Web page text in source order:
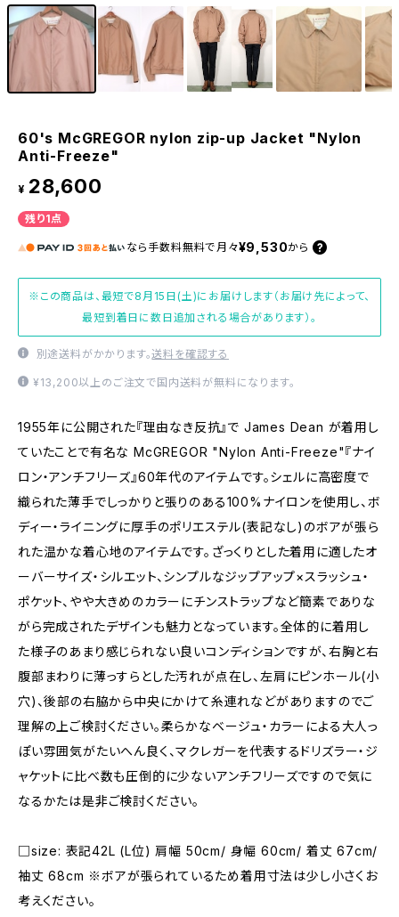
60's McGREGOR nylon zip-up Jacket "Nylon
Anti-Freeze"
¥ 28,600
残り1点
なら 手数料無料で 月々¥9,530から
※この商品は、最短で8月15日(土)にお届けします（お届け先によって、
最短到着日に数日追加される場合があります）。
別途送料がかかります。送料を確認する
¥13,200以上のご注文で国内送料が無料になります。
1955年に公開された『理由なき反抗』で James Dean が着用し
ていたことで有名な McGREGOR "Nylon Anti-Freeze"『ナイ
ロン・アンチフリーズ』60年代のアイテムです。シェルに高密度で
織られた薄手でしっかりと張りのある100%ナイロンを使用し、ボ
ディー・ライニングに厚手のポリエステル(表記なし)のボアが張ら
れた温かな着心地のアイテムです。ざっくりとした着用に適したオ
ーバーサイズ・シルエット、シンプルなジップアップ×スラッシュ・
ポケット、やや大きめのカラーにチンストラップなど簡素でありな
がら完成されたデザインも魅力となっています。全体的に着用し
た様子のあまり感じられない良いコンディションですが、右胸と右
腹部まわりに薄っすらとした汚れが点在し、左肩にピンホール(小
穴)、後部の右脇から中央にかけて糸連れなどがありますのでご
理解の上ご検討ください。柔らかなベージュ・カラーによる大人っ
ぽい雰囲気がたいへん良く、マクレガーを代表するドリズラー・ジ
ャケットに比べ数も圧倒的に少ないアンチフリーズですので気に
なるかたは是非ご検討ください。
□size: 表記42L (L位) 肩幅 50cm/ 身幅 60cm/ 着丈 67cm/
袖丈 68cm ※ボアが張られているため着用寸法は少し小さくお
考えください。